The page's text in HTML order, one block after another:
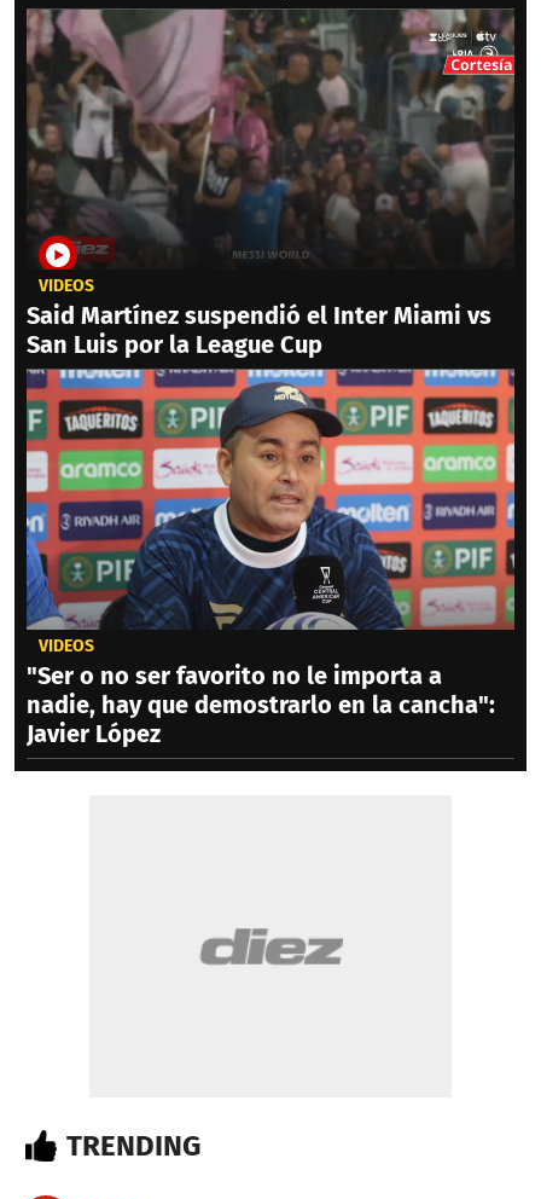
VIDEOS
Said Martínez suspendió el Inter Miami vs
San Luis por la League Cup
VIDEOS
"Ser o no ser favorito no le importa a
nadie, hay que demostrarlo en la cancha":
Javier López
TRENDING